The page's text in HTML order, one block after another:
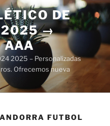
DE
2025 →
AAA
2025 – Personalizadas
Ofrecemos nueva
FUTBOL